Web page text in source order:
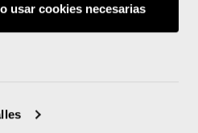
usar cookies necesarias